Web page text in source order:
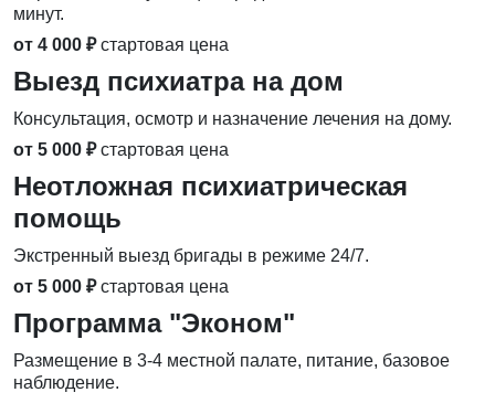
минут.
от 4 000 ₽ стартовая цена
Выезд психиатра на дом
Консультация, осмотр и назначение лечения на дому.
от 5 000 ₽ стартовая цена
Неотложная психиатрическая
помощь
Экстренный выезд бригады в режиме 24/7.
от 5 000 ₽ стартовая цена
Программа "Эконом"
Размещение в 3-4 местной палате, питание, базовое
наблюдение.